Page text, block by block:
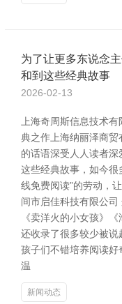
为了让更多东说念
和到这些经典故事
2026-02-13
上海奇周斯信息技术
典之作上海纳丽泽商
的话语深受人人读者深
这些经典故事，如今很
线免费阅读”的劳动，
间市启佳科技有限公司
《卖洋火的小女孩》
还收录了很多较少被说
孩子们不错培养阅读
温
新闻动态